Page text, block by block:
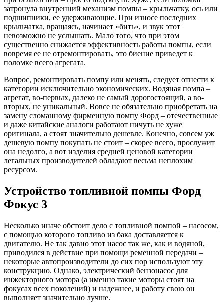
затронула внутренний механизм помпы – крыльчатку, ось или
подшипники, ее удерживающие. При износе последних
крыльчатка, вращаясь, начинает «бить», и звук этот
невозможно не услышать. Мало того, что при этом
существенно снижается эффективность работы помпы, если
вовремя ее не отремонтировать, это биение приведет к
поломке всего агрегата.
Вопрос, ремонтировать помпу или менять, следует отнести к
категории исключительно экономических. Водяная помпа –
агрегат, во-первых, далеко не самый дорогостоящий, а во-
вторых, не уникальный. Вовсе не обязательно приобретать на
замену сломанному фирменную помпу Форд – отечественные
и даже китайские аналоги работают ничуть не хуже
оригинала, а стоят значительно дешевле. Конечно, совсем уж
дешевую помпу покупать не стоит – скорее всего, прослужит
она недолго, а вот изделия средней ценовой категории
легальных производителей обладают весьма неплохим
ресурсом.
Устройство топливной помпы Форд
Фокус 3
Несколько иначе обстоит дело с топливной помпой – насосом,
с помощью которого топливо из бака доставляется к
двигателю. Не так давно этот насос так же, как и водяной,
приводился в действие при помощи ременной передачи –
некоторые автопроизводители до сих пор используют эту
конструкцию. Однако, электрический бензонасос для
инжекторного мотора (а именно такие моторы стоят на
фокусах всех поколений) и надежнее, и работу свою он
выполняет значительно лучше.